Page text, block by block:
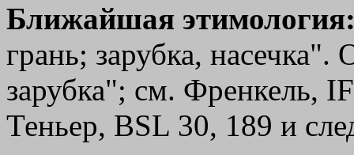
Ближайшая
грань; зарубка, насечка".
зарубка"; см. Френкель,
Теньер, ВSL 30, 189 и